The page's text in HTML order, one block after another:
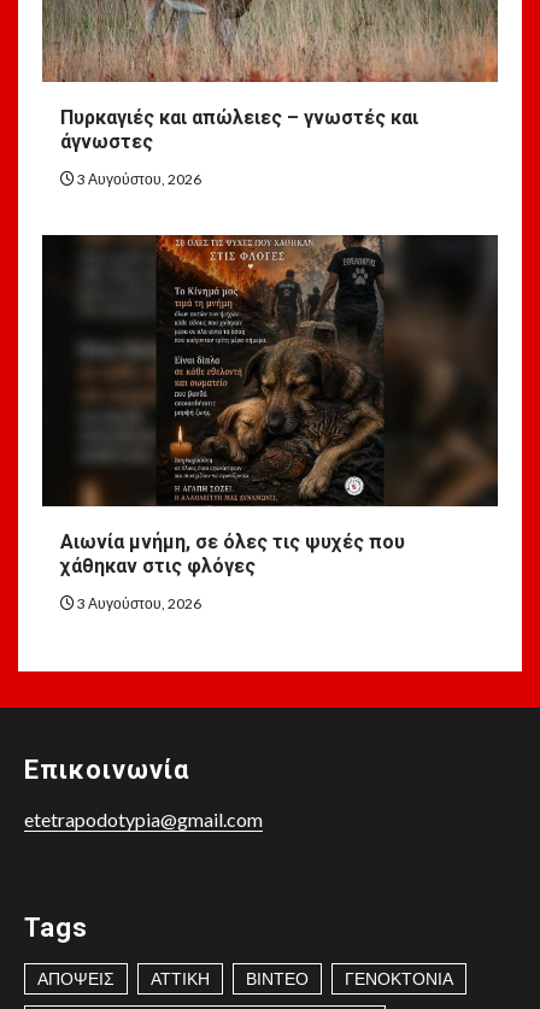
Πυρκαγιές και απώλειες – γνωστές και
άγνωστες
3 Αυγούστου, 2026
Αιωνία μνήμη, σε όλες τις ψυχές που
χάθηκαν στις φλόγες
3 Αυγούστου, 2026
Επικοινωνία
etetrapodotypia@gmail.com
Tags
ΑΠΟΨΕΙΣ ΑΤΤΙΚΗ ΒΙΝΤΕΟ ΓΕΝΟΚΤΟΝΙΑ